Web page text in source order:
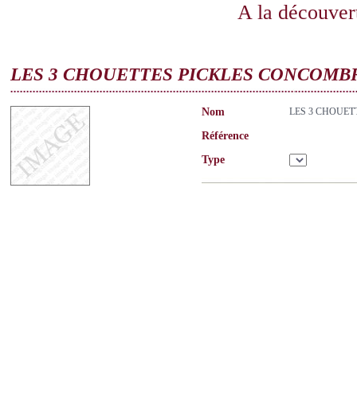
A la
LES 3 CHOUETTES PICKLES
Nom LES 3
Référence
Type